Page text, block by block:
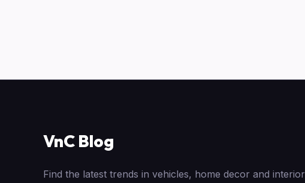
VnC Blog
Find the latest trends in vehicles, home decor and interior